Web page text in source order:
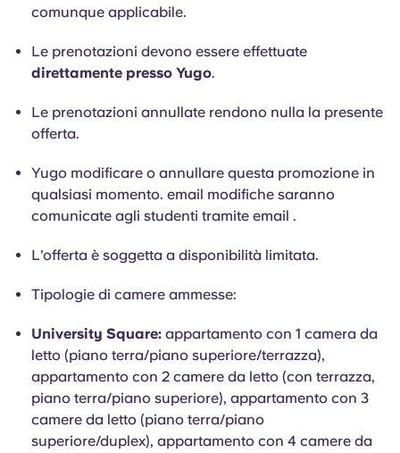
comunque applicabile.
Le prenotazioni devono essere effettuate
direttamente presso Yugo.
Le prenotazioni annullate rendono nulla la presente
offerta.
Yugo modificare o annullare questa promozione in
qualsiasi momento. email modifiche saranno
comunicate agli studenti tramite email .
L'offerta è soggetta a disponibilità limitata.
Tipologie di camere ammesse:
University Square: appartamento con 1 camera da
letto (piano terra/piano superiore/terrazza),
appartamento con 2 camere da letto (con terrazza,
piano terra/piano superiore), appartamento con 3
camere da letto (piano terra/piano
superiore/duplex), appartamento con 4 camere da